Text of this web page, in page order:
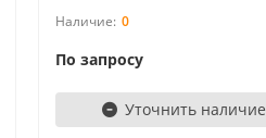
0
По запросу
Уточнить наличие